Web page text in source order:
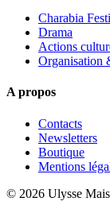
Charabia
Drama
Actions
Organisation
A propos
Contacts
Newsletters
Boutique
Mentions
© 2026 Ulysse